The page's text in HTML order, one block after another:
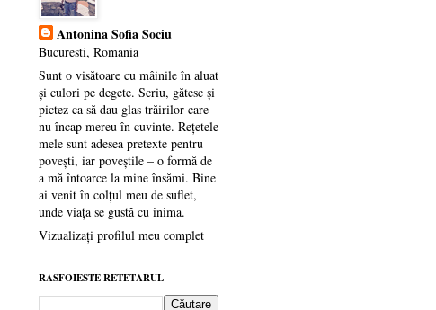
Antonina Sofia Sociu
Bucuresti, Romania
Sunt o visătoare cu mâinile în aluat
și culori pe degete. Scriu, gătesc și
pictez ca să dau glas trăirilor care
nu încap mereu în cuvinte. Rețetele
mele sunt adesea pretexte pentru
povești, iar poveștile – o formă de
a mă întoarce la mine însămi. Bine
ai venit în colțul meu de suflet,
unde viața se gustă cu inima.
Vizualizați profilul meu complet
RASFOIESTE RETETARUL